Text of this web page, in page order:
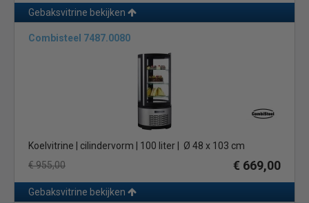
merken zoals: Bartscher, Afinox, Nordcap, Trimco, Tecna, Polar
en vele anderen. Dit is maar een kleine greep uit het merken
aanbod wat u kunt vinden bij Horeca Megastore.
Het verschil in kwaliteit vindt u terug in de hardware, het design
en de techniek. Daarnaast kunnen er verschillen in de mate van
energiegebruik en dus de duurzaamheid van het product zitten.
Wanneer u kiest voor een budget model zal het energieverbruik
bij het duurdere merken. Professionele gebakvitrines zijn er in
statische en geforceerde uitvoering.
Met ontdooicyclus of
heetgas ontdooiing
Gebaksvitrine bekijken
Combisteel 7487.0080
Koelvitrine | cilindervorm | 100 liter | Ø 48 x 103 cm
€ 955,00
€ 669,00
Gebaksvitrine bekijken